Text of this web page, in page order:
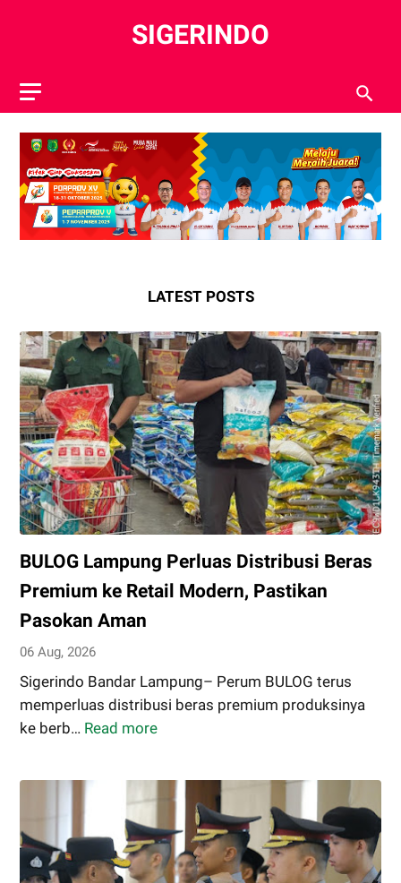
SIGERINDO
LATEST POSTS
BULOG Lampung Perluas Distribusi Beras
Premium ke Retail Modern, Pastikan
Pasokan Aman
06 Aug, 2026
Sigerindo Bandar Lampung– Perum BULOG terus
memperluas distribusi beras premium produksinya
ke berb… Read more
Perluas
Distribusi
Beras
Premium
ke